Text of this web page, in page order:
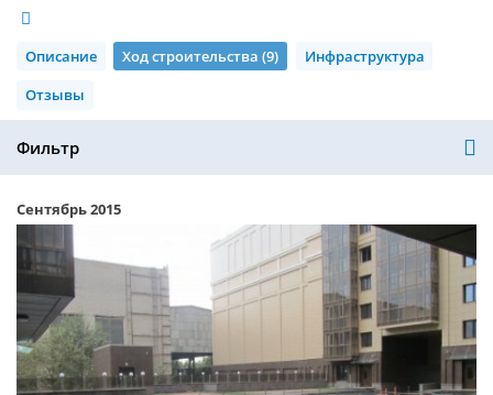
Описание Ход строительства (9)
Инфраструктура
Отзывы
Фильтр
Сентябрь 2015